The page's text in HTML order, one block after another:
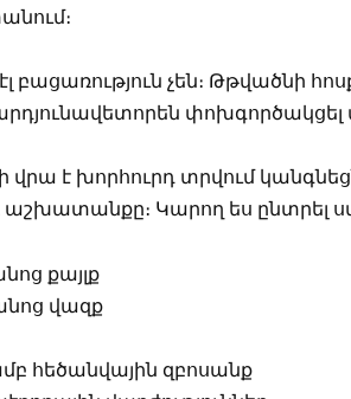
բացառություն չեն։ Թթվածնի
փոխգործակցել
վրա է խորհուրդ տրվում
աշխատանքը։ Կարող ես ընտրել
քայլք
վազք
հեծանվային զբոսանք